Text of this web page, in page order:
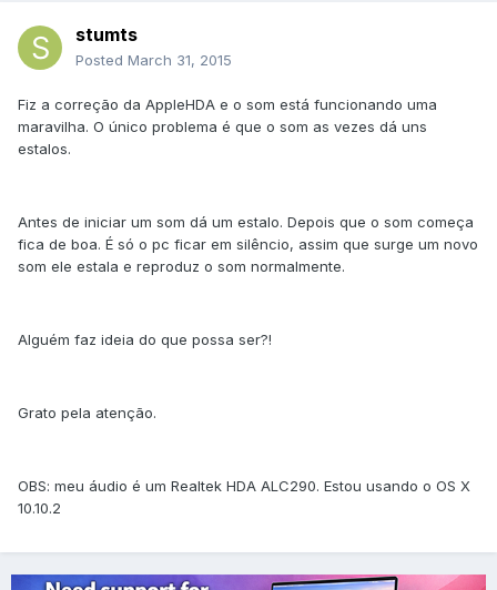
stumts
Posted March 31, 2015
Fiz a correção da AppleHDA e o som está funcionando uma
maravilha. O único problema é que o som as vezes dá uns
estalos.
Antes de iniciar um som dá um estalo. Depois que o som começa
fica de boa. É só o pc ficar em silêncio, assim que surge um novo
som ele estala e reproduz o som normalmente.
Alguém faz ideia do que possa ser?!
Grato pela atenção.
OBS: meu áudio é um Realtek HDA ALC290. Estou usando o OS X
10.10.2